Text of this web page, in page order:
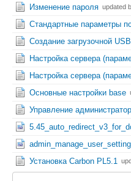
Изменение пароля updated
Стандартные параметры
Создание загрузочной
Настройка сервера
Настройка сервера
Основные настройки base
Управление
Установка Carbon PL5.1